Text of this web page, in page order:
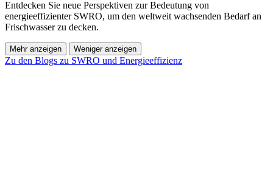
Entdecken Sie neue Perspektiven zur Bedeutung von
energieeffizienter SWRO, um den weltweit wachsenden Bedarf an
Frischwasser zu decken.
Mehr anzeigen Weniger anzeigen
Zu den Blogs zu SWRO und Energieeffizienz